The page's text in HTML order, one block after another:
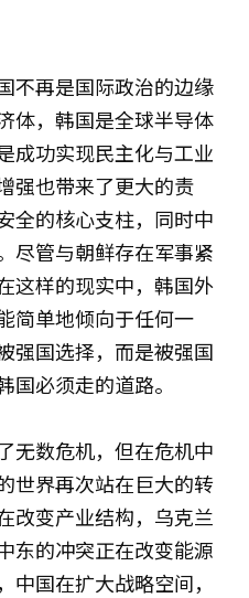
不再是国际政治的边缘
体，韩国是全球半导体
成功实现民主化与工业
强也带来了更大的责
全的核心支柱，同时中
尽管与朝鲜存在军事紧
这样的现实中，韩国外
简单地倾向于任何一
强国选择，而是被强国
国必须走的道路。
无数危机，但在危机中
世界再次站在巨大的转
改变产业结构，乌克兰
东的冲突正在改变能源
国在扩大战略空间，